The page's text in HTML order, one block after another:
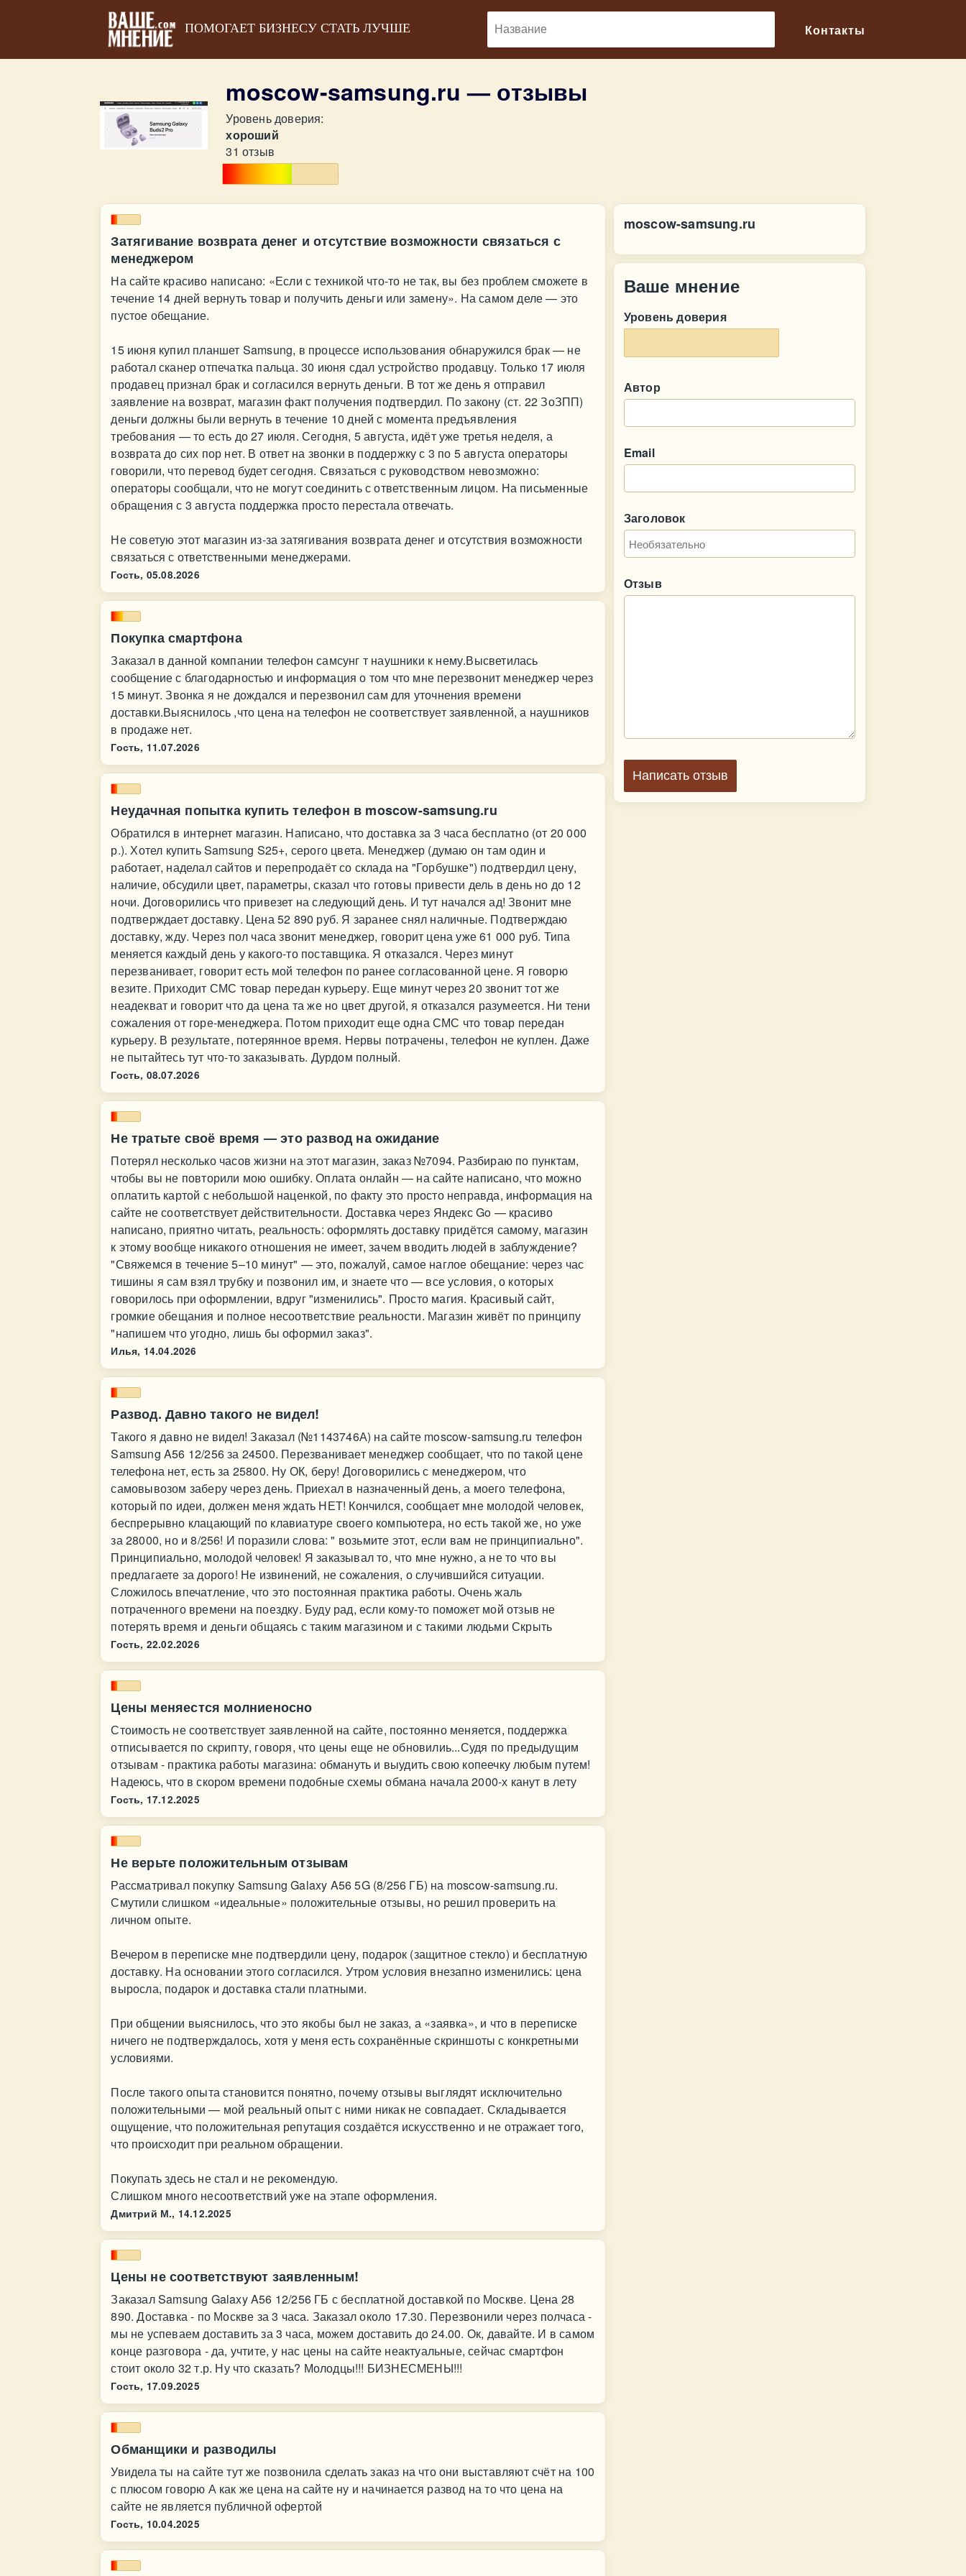
ПОМОГАЕТ БИЗНЕСУ СТАТЬ ЛУЧШЕ Контакты
moscow-samsung.ru — отзывы
Уровень доверия:
хороший
31 отзыв
Затягивание возврата денег и отсутствие возможности связаться с
менеджером
На сайте красиво написано: «Если с техникой что-то не так, вы без проблем сможете в
течение 14 дней вернуть товар и получить деньги или замену». На самом деле — это
пустое обещание.
15 июня купил планшет Samsung, в процессе использования обнаружился брак — не
работал сканер отпечатка пальца. 30 июня сдал устройство продавцу. Только 17 июля
продавец признал брак и согласился вернуть деньги. В тот же день я отправил
заявление на возврат, магазин факт получения подтвердил. По закону (ст. 22 ЗоЗПП)
деньги должны были вернуть в течение 10 дней с момента предъявления
требования — то есть до 27 июля. Сегодня, 5 августа, идёт уже третья неделя, а
возврата до сих пор нет. В ответ на звонки в поддержку с 3 по 5 августа операторы
говорили, что перевод будет сегодня. Связаться с руководством невозможно:
операторы сообщали, что не могут соединить с ответственным лицом. На письменные
обращения с 3 августа поддержка просто перестала отвечать.
Не советую этот магазин из‑за затягивания возврата денег и отсутствия возможности
связаться с ответственными менеджерами.
Гость, 05.08.2026
Покупка смартфона
Заказал в данной компании телефон самсунг т наушники к нему.Высветилась
сообщение с благодарностью и информация о том что мне перезвонит менеджер через
15 минут. Звонка я не дождался и перезвонил сам для уточнения времени
доставки.Выяснилось ,что цена на телефон не соответствует заявленной, а наушников
в продаже нет.
Гость, 11.07.2026
Неудачная попытка купить телефон в moscow-samsung.ru
Обратился в интернет магазин. Написано, что доставка за 3 часа бесплатно (от 20 000
р.). Хотел купить Samsung S25+, серого цвета. Менеджер (думаю он там один и
работает, наделал сайтов и перепродаёт со склада на "Горбушке") подтвердил цену,
наличие, обсудили цвет, параметры, сказал что готовы привести дель в день но до 12
ночи. Договорились что привезет на следующий день. И тут начался ад! Звонит мне
подтверждает доставку. Цена 52 890 руб. Я заранее снял наличные. Подтверждаю
доставку, жду. Через пол часа звонит менеджер, говорит цена уже 61 000 руб. Типа
меняется каждый день у какого-то поставщика. Я отказался. Через минут
перезванивает, говорит есть мой телефон по ранее согласованной цене. Я говорю
везите. Приходит СМС товар передан курьеру. Еще минут через 20 звонит тот же
неадекват и говорит что да цена та же но цвет другой, я отказался разумеется. Ни тени
сожаления от горе-менеджера. Потом приходит еще одна СМС что товар передан
курьеру. В результате, потерянное время. Нервы потрачены, телефон не куплен. Даже
не пытайтесь тут что-то заказывать. Дурдом полный.
Гость, 08.07.2026
Не тратьте своё время — это развод на ожидание
Потерял несколько часов жизни на этот магазин, заказ №7094. Разбираю по пунктам,
чтобы вы не повторили мою ошибку. Оплата онлайн — на сайте написано, что можно
оплатить картой с небольшой наценкой, по факту это просто неправда, информация на
сайте не соответствует действительности. Доставка через Яндекс Go — красиво
написано, приятно читать, реальность: оформлять доставку придётся самому, магазин
к этому вообще никакого отношения не имеет, зачем вводить людей в заблуждение?
"Свяжемся в течение 5–10 минут" — это, пожалуй, самое наглое обещание: через час
тишины я сам взял трубку и позвонил им, и знаете что — все условия, о которых
говорилось при оформлении, вдруг "изменились". Просто магия. Красивый сайт,
громкие обещания и полное несоответствие реальности. Магазин живёт по принципу
"напишем что угодно, лишь бы оформил заказ".
Илья, 14.04.2026
Развод. Давно такого не видел!
Такого я давно не видел! Заказал (№1143746А) на сайте moscow-samsung.ru телефон
Samsung A56 12/256 за 24500. Перезванивает менеджер сообщает, что по такой цене
телефона нет, есть за 25800. Ну ОК, беру! Договорились с менеджером, что
самовывозом заберу через день. Приехал в назначенный день, а моего телефона,
который по идеи, должен меня ждать НЕТ! Кончился, сообщает мне молодой человек,
беспрерывно клацающий по клавиатуре своего компьютера, но есть такой же, но уже
за 28000, но и 8/256! И поразили слова: " возьмите этот, если вам не принципиально".
Принципиально, молодой человек! Я заказывал то, что мне нужно, а не то что вы
предлагаете за дорого! Не извинений, не сожаления, о случившийся ситуации.
Сложилось впечатление, что это постоянная практика работы. Очень жаль
потраченного времени на поездку. Буду рад, если кому-то поможет мой отзыв не
потерять время и деньги общаясь с таким магазином и с такими людьми Скрыть
Гость, 22.02.2026
Цены меняестся молниеносно
Стоимость не соответствует заявленной на сайте, постоянно меняется, поддержка
отписывается по скрипту, говоря, что цены еще не обновилиь...Судя по предыдущим
отзывам - практика работы магазина: обмануть и выудить свою копеечку любым путем!
Надеюсь, что в скором времени подобные схемы обмана начала 2000-х канут в лету
Гость, 17.12.2025
Не верьте положительным отзывам
Рассматривал покупку Samsung Galaxy A56 5G (8/256 ГБ) на moscow-samsung.ru.
Смутили слишком «идеальные» положительные отзывы, но решил проверить на
личном опыте.
Вечером в переписке мне подтвердили цену, подарок (защитное стекло) и бесплатную
доставку. На основании этого согласился. Утром условия внезапно изменились: цена
выросла, подарок и доставка стали платными.
При общении выяснилось, что это якобы был не заказ, а «заявка», и что в переписке
ничего не подтверждалось, хотя у меня есть сохранённые скриншоты с конкретными
условиями.
После такого опыта становится понятно, почему отзывы выглядят исключительно
положительными — мой реальный опыт с ними никак не совпадает. Складывается
ощущение, что положительная репутация создаётся искусственно и не отражает того,
что происходит при реальном обращении.
Покупать здесь не стал и не рекомендую.
Слишком много несоответствий уже на этапе оформления.
Дмитрий М., 14.12.2025
Цены не соответствуют заявленным!
Заказал Samsung Galaxy A56 12/256 ГБ с бесплатной доставкой по Москве. Цена 28
890. Доставка - по Москве за 3 часа. Заказал около 17.30. Перезвонили через полчаса -
мы не успеваем доставить за 3 часа, можем доставить до 24.00. Ок, давайте. И в самом
конце разговора - да, учтите, у нас цены на сайте неактуальные, сейчас смартфон
стоит около 32 т.р. Ну что сказать? Молодцы!!! БИЗНЕСМЕНЫ!!!
Гость, 17.09.2025
Обманщики и разводилы
Увидела ты на сайте тут же позвонила сделать заказ на что они выставляют счёт на 100
с плюсом говорю А как же цена на сайте ну и начинается развод на то что цена на
сайте не является публичной офертой
Гость, 10.04.2025
moscow-samsung.ru
Ваше мнение
Уровень доверия
Автор
Email
Заголовок
Отзыв
Написать отзыв